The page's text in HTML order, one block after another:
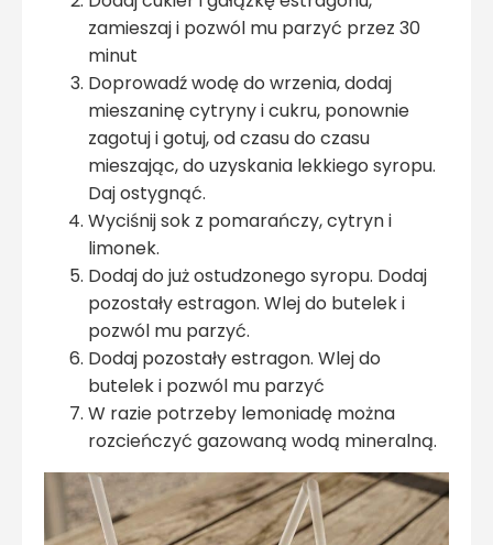
zamieszaj i pozwól mu parzyć przez 30
minut
Doprowadź wodę do wrzenia, dodaj
mieszaninę cytryny i cukru, ponownie
zagotuj i gotuj, od czasu do czasu
mieszając, do uzyskania lekkiego syropu.
Daj ostygnąć.
Wyciśnij sok z pomarańczy, cytryn i
limonek.
Dodaj do już ostudzonego syropu. Dodaj
pozostały estragon. Wlej do butelek i
pozwól mu parzyć.
Dodaj pozostały estragon. Wlej do
butelek i pozwól mu parzyć
W razie potrzeby lemoniadę można
rozcieńczyć gazowaną wodą mineralną.